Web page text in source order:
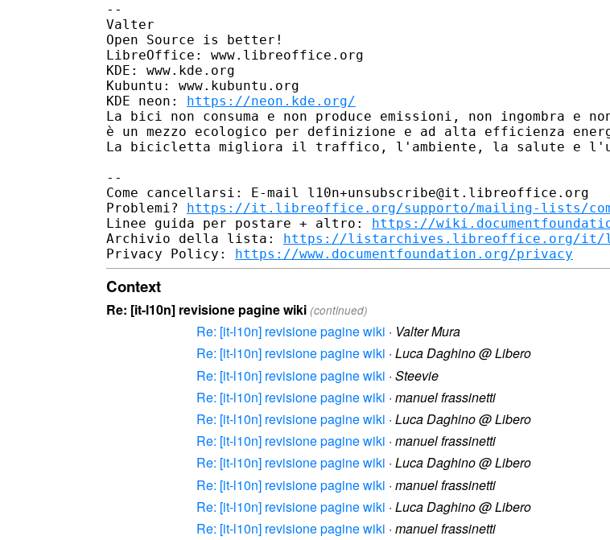
--
Valter
Open Source is better!
LibreOffice: www.libreoffice.org
KDE: www.kde.org
Kubuntu: www.kubuntu.org
KDE neon: https://neon.kde.org/
La bici non consuma e non produce emissioni, non ingombra e
è un mezzo ecologico per definizione e ad alta efficienza
La bicicletta migliora il traffico, l'ambiente, la salute e
--
Come cancellarsi: E-mail l10n+unsubscribe@it.libreoffice.org
Problemi? https://it.libreoffice.org/supporto/mailing-lists/
Linee guida per postare + altro: https://
Archivio della lista: https://listarchives.libreoffice.org/it/
Privacy Policy: https://www.documentfoundation.org/privacy
Context
Re: [it-l10n] revisione pagine wiki (continued)
Re: [it-l10n] revisione pagine wiki · Valter Mura
Re: [it-l10n] revisione pagine wiki · Luca Daghino @ Libero
Re: [it-l10n] revisione pagine wiki · Steevie
Re: [it-l10n] revisione pagine wiki · manuel frassinetti
Re: [it-l10n] revisione pagine wiki · Luca Daghino @ Libero
Re: [it-l10n] revisione pagine wiki · manuel frassinetti
Re: [it-l10n] revisione pagine wiki · Luca Daghino @ Libero
Re: [it-l10n] revisione pagine wiki · manuel frassinetti
Re: [it-l10n] revisione pagine wiki · Luca Daghino @ Libero
Re: [it-l10n] revisione pagine wiki · manuel frassinetti